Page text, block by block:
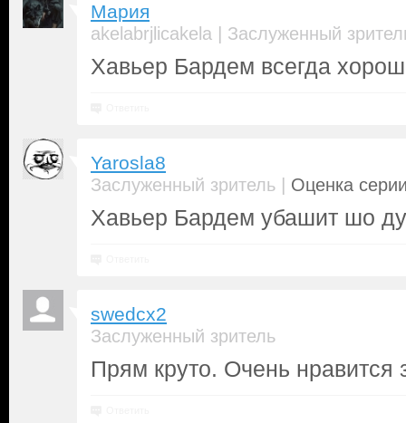
Мария
akelabrjlicakela | Заслуженный
Хавьер Бардем всегда
Yarosla8
Заслуженный зритель | Оценка
Хавьер Бардем убашит шо
swedcx2
Заслуженный зритель
Прям круто. Очень нравится